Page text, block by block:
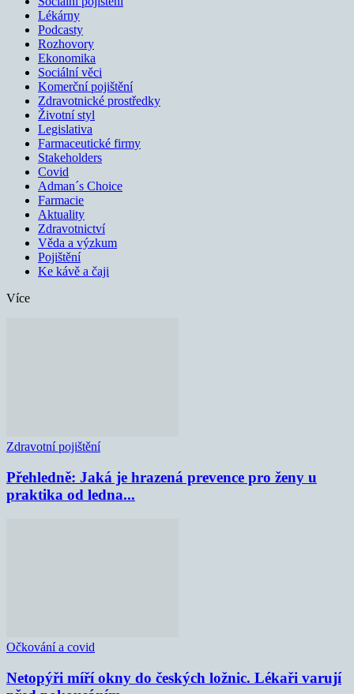
Lékárny
Podcasty
Rozhovory
Ekonomika
Sociální věci
Komerční pojištění
Zdravotnické prostředky
Životní styl
Legislativa
Farmaceutické firmy
Stakeholders
Covid
Adman´s Choice
Farmacie
Aktuality
Zdravotnictví
Věda a výzkum
Pojištění
Ke kávě a čaji
Více
Zdravotní pojištění
Přehledně: Jaká je hrazená prevence pro ženy u
praktika od ledna...
Očkování a covid
Netopýři míří okny do českých ložnic. Lékaři varují